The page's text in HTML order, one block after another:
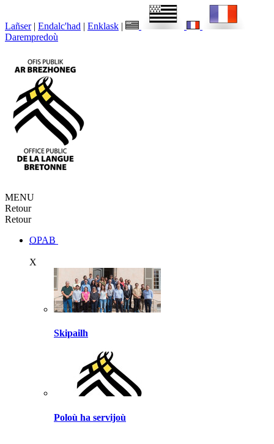
Lañser | Endalc'had | Enklask |
Darempredoù
MENU
Retour
Retour
OPAB
X
Skipailh
Poloù ha servijoù